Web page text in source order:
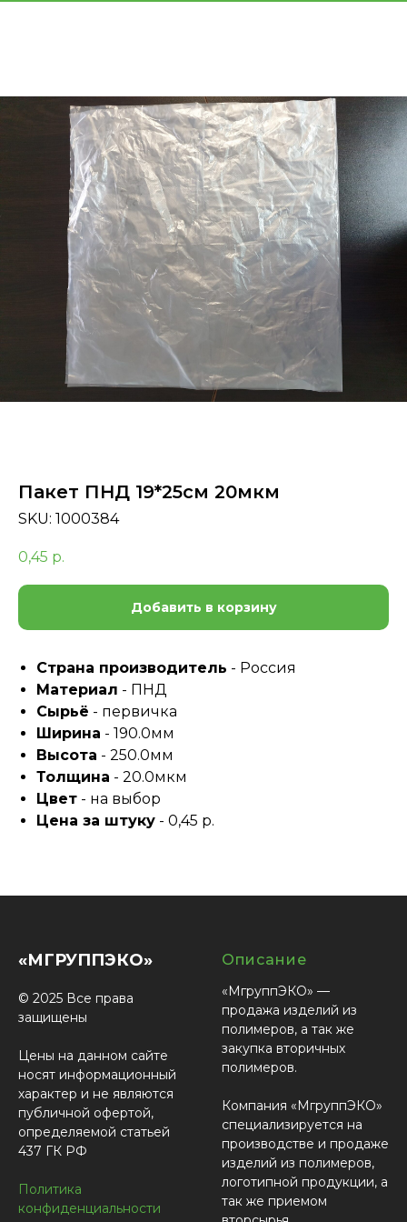
Пакет ПНД 19*25см 20мкм
SKU: 1000384
0,45 р.
Добавить в корзину
Страна производитель - Россия
Материал - ПНД
Сырьё - первичка
Ширина - 190.0мм
Высота - 250.0мм
Толщина - 20.0мкм
Цвет - на выбор
Цена за штуку - 0,45 р.
«МГРУППЭКО»
© 2025 Все права
защищены
Цены на данном сайте
носят информационный
характер и не являются
публичной офертой,
определяемой статьей
437 ГК РФ
Политика
конфиденциальности
Описание
«МгруппЭКО» —
продажа изделий из
полимеров, а так же
закупка вторичных
полимеров.
Компания «МгруппЭКО»
специализируется на
производстве и продаже
изделий из полимеров,
логотипной продукции, а
так же приемом